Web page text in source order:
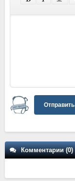
Отправить
Комментарии (0)